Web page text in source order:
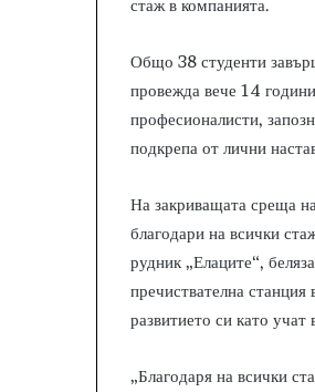
стаж в компанията.
Общо 38 студенти
провежда вече 14
професионалисти,
подкрепа от лични
На закриващата среща
благодари на всички
рудник „Елаците“,
пречиствателна
развитието си като
„Благодаря на всички